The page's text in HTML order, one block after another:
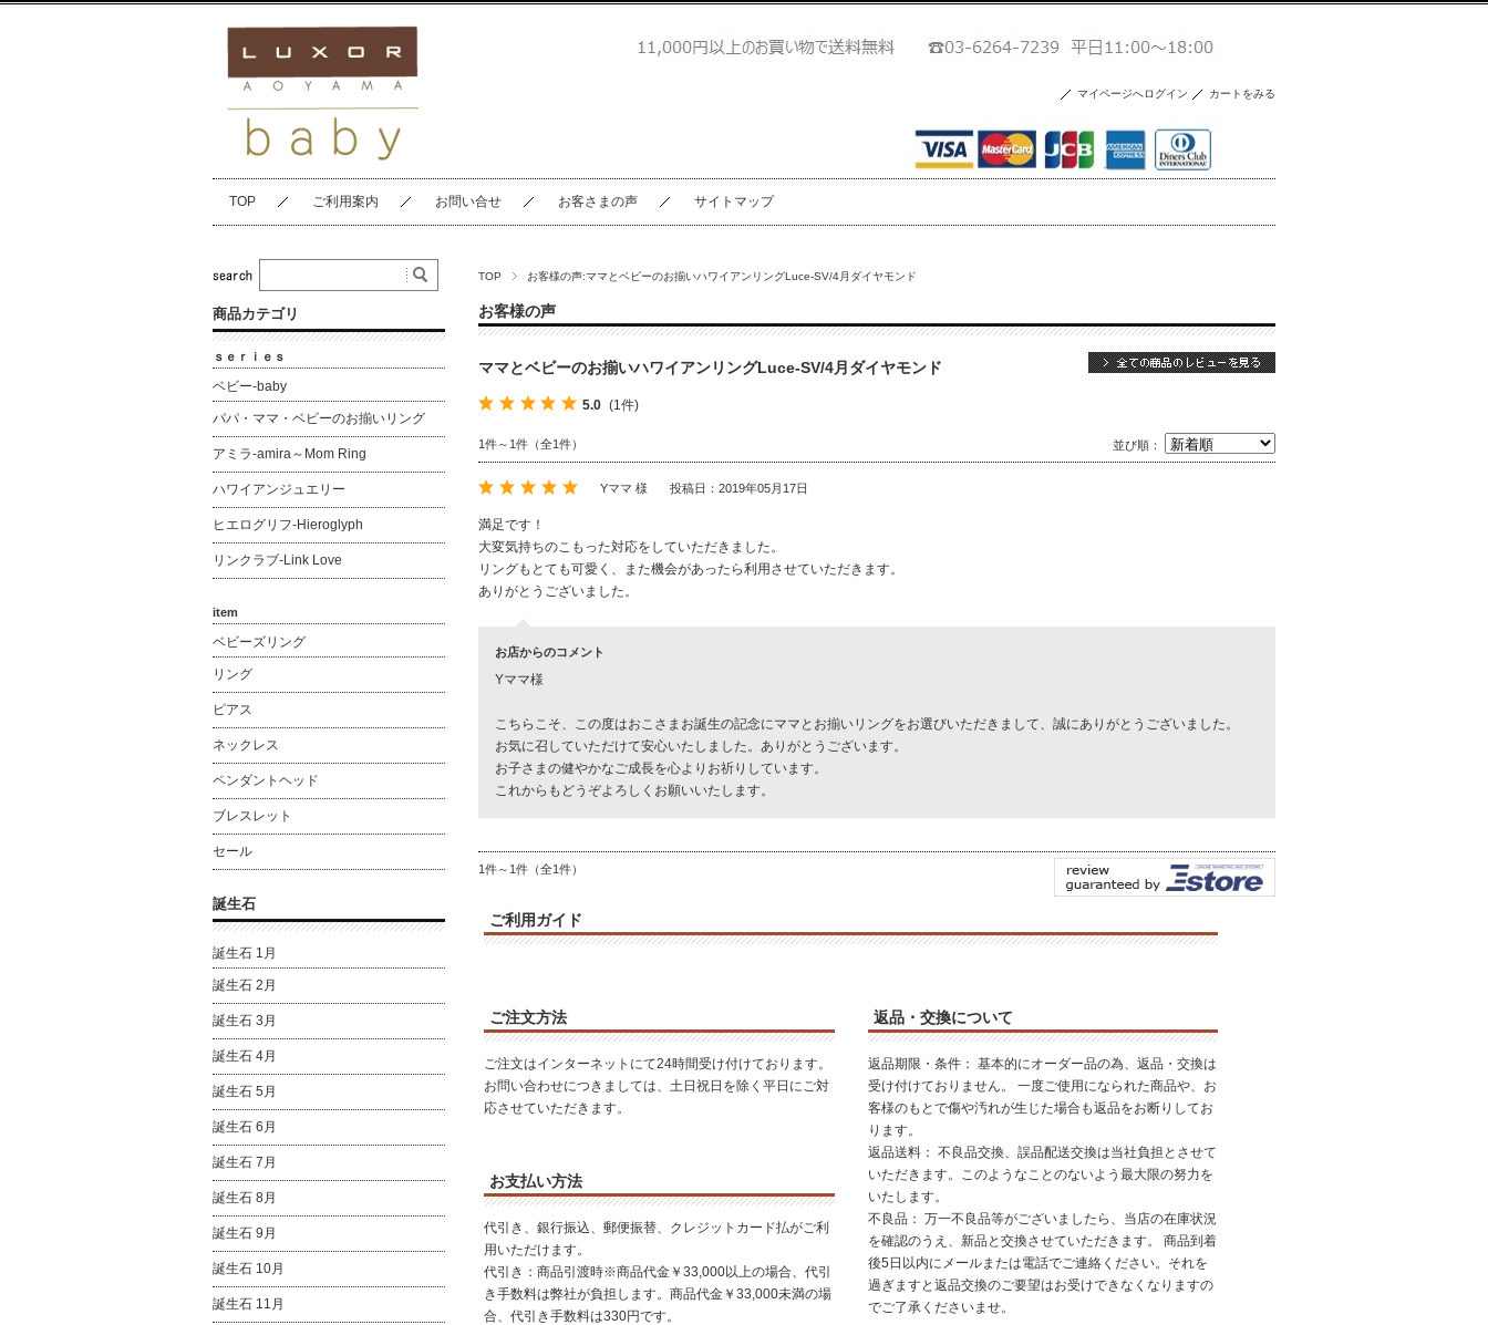
マイページへログイン カートをみる
TOP ご利用案内 お問い合せ お客さまの声 サイトマップ
TOP お客様の声:ママとベビーのお揃いハワイアンリングLuce-SV/4月ダイヤモンド
お客様の声
ママとベビーのお揃いハワイアンリングLuce-SV/4月ダイヤモンド
5.0 (1件)
1件～1件（全1件） 並び順：
Yママ 様 投稿日：2019年05月17日
満足です！
大変気持ちのこもった対応をしていただきました。
リングもとても可愛く、また機会があったら利用させていただきます。
ありがとうございました。
お店からのコメント
Yママ様
こちらこそ、この度はおこさまお誕生の記念にママとお揃いリングをお選びいただきまして、誠にありがとうございました。
お気に召していただけて安心いたしました。ありがとうございます。
お子さまの健やかなご成長を心よりお祈りしています。
これからもどうぞよろしくお願いいたします。
1件～1件（全1件）
ご利用ガイド
ご注文方法
ご注文はインターネットにて24時間受け付けております。
お問い合わせにつきましては、土日祝日を除く平日にご対
応させていただきます。
お支払い方法
代引き、銀行振込、郵便振替、クレジットカード払がご利
用いただけます。
代引き：商品引渡時※商品代金￥33,000以上の場合、代引
き手数料は弊社が負担します。商品代金￥33,000未満の場
合、代引き手数料は330円です。
返品・交換について
返品期限・条件： 基本的にオーダー品の為、返品・交換は
受け付けておりません。 一度ご使用になられた商品や、お
客様のもとで傷や汚れが生じた場合も返品をお断りしてお
ります。
返品送料： 不良品交換、誤品配送交換は当社負担とさせて
いただきます。このようなことのないよう最大限の努力を
いたします。
不良品： 万一不良品等がございましたら、当店の在庫状況
を確認のうえ、新品と交換させていただきます。 商品到着
後5日以内にメールまたは電話でご連絡ください。それを
過ぎますと返品交換のご要望はお受けできなくなりますの
でご了承くださいませ。
商品カテゴリ
ｓｅｒｉｅｓ
ベビー-baby
パパ・ママ・ベビーのお揃いリング
アミラ-amira～Mom Ring
ハワイアンジュエリー
ヒエログリフ-Hieroglyph
リンクラブ-Link Love
item
ベビーズリング
リング
ピアス
ネックレス
ペンダントヘッド
ブレスレット
セール
誕生石
誕生石 1月
誕生石 2月
誕生石 3月
誕生石 4月
誕生石 5月
誕生石 6月
誕生石 7月
誕生石 8月
誕生石 9月
誕生石 10月
誕生石 11月